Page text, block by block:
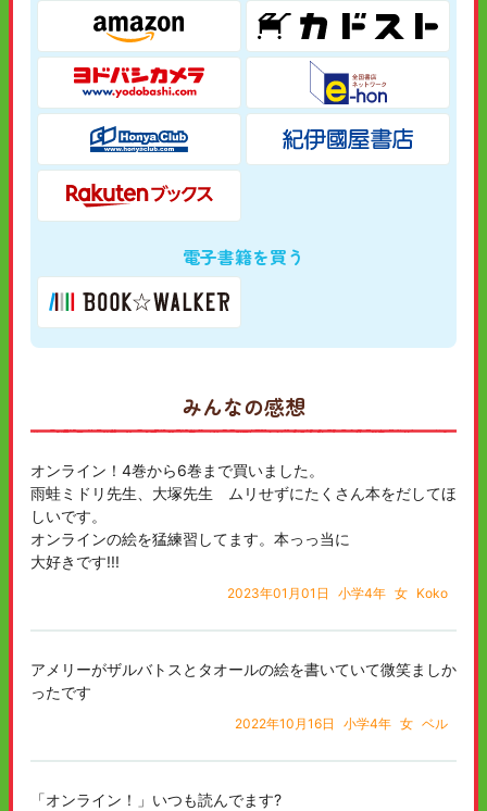
電子書籍を買う
みんなの感想
オンライン！4巻から6巻まで買いました。
雨蛙ミドリ先生、大塚先生 ムリせずにたくさん本をだしてほ
しいです。
オンラインの絵を猛練習してます。本っっ当に
大好きです!!!
2023年01月01日 小学4年 女 Koko
アメリーがザルバトスとタオールの絵を書いていて微笑ましか
ったです
2022年10月16日 小学4年 女 ベル
「オンライン！」いつも読んでます?